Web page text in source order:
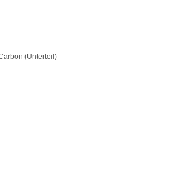
(Unterteil)